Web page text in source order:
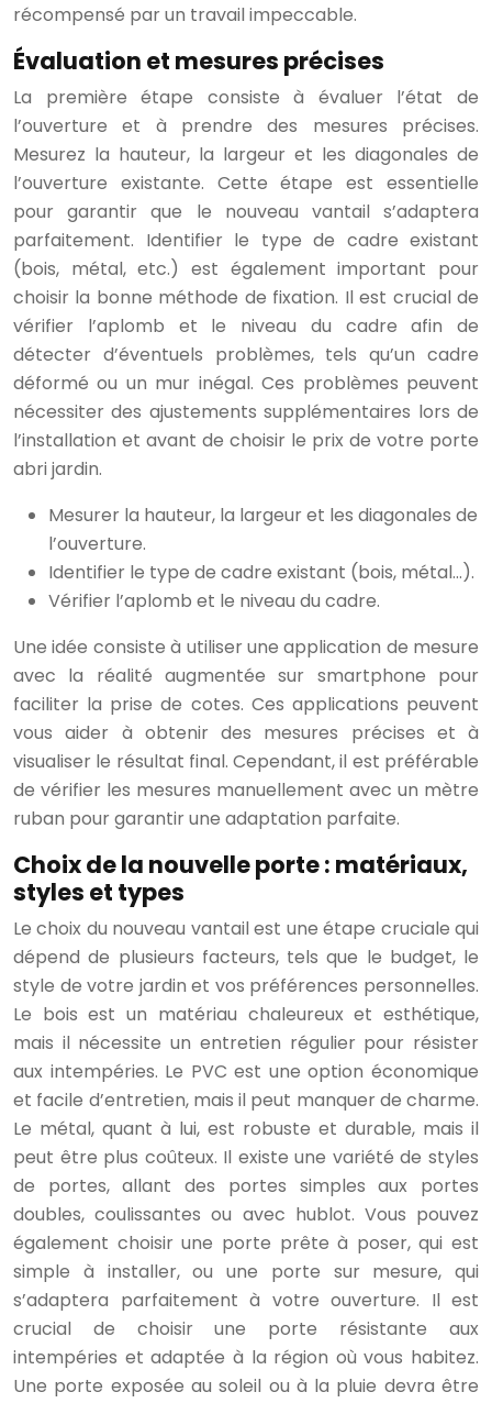
récompensé par un travail impeccable.
Évaluation et mesures précises
La première étape consiste à évaluer l’état de
l’ouverture et à prendre des mesures précises.
Mesurez la hauteur, la largeur et les diagonales de
l’ouverture existante. Cette étape est essentielle
pour garantir que le nouveau vantail s’adaptera
parfaitement. Identifier le type de cadre existant
(bois, métal, etc.) est également important pour
choisir la bonne méthode de fixation. Il est crucial de
vérifier l’aplomb et le niveau du cadre afin de
détecter d’éventuels problèmes, tels qu’un cadre
déformé ou un mur inégal. Ces problèmes peuvent
nécessiter des ajustements supplémentaires lors de
l’installation et avant de choisir le prix de votre porte
abri jardin.
Mesurer la hauteur, la largeur et les diagonales de
l’ouverture.
Identifier le type de cadre existant (bois, métal…).
Vérifier l’aplomb et le niveau du cadre.
Une idée consiste à utiliser une application de mesure
avec la réalité augmentée sur smartphone pour
faciliter la prise de cotes. Ces applications peuvent
vous aider à obtenir des mesures précises et à
visualiser le résultat final. Cependant, il est préférable
de vérifier les mesures manuellement avec un mètre
ruban pour garantir une adaptation parfaite.
Choix de la nouvelle porte : matériaux,
styles et types
Le choix du nouveau vantail est une étape cruciale qui
dépend de plusieurs facteurs, tels que le budget, le
style de votre jardin et vos préférences personnelles.
Le bois est un matériau chaleureux et esthétique,
mais il nécessite un entretien régulier pour résister
aux intempéries. Le PVC est une option économique
et facile d’entretien, mais il peut manquer de charme.
Le métal, quant à lui, est robuste et durable, mais il
peut être plus coûteux. Il existe une variété de styles
de portes, allant des portes simples aux portes
doubles, coulissantes ou avec hublot. Vous pouvez
également choisir une porte prête à poser, qui est
simple à installer, ou une porte sur mesure, qui
s’adaptera parfaitement à votre ouverture. Il est
crucial de choisir une porte résistante aux
intempéries et adaptée à la région où vous habitez.
Une porte exposée au soleil ou à la pluie devra être